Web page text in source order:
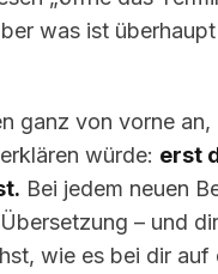
was ist
ganz von vorne
würde: erst
Bei jedem neuen
– und
wie es bei dir